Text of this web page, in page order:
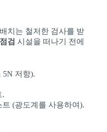
치는 철저한 검사를 받
검 시설을 떠나기 전에
5N 저항).
.
(광도계를 사용하여).